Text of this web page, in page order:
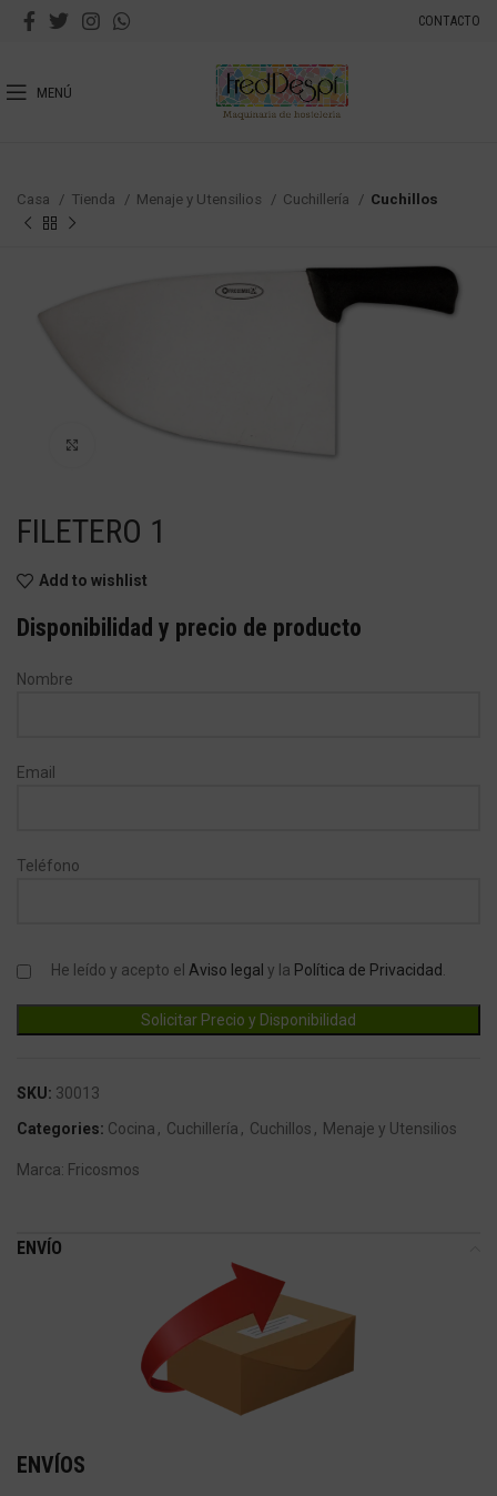
CONTACTO
MENÚ
Casa Tienda Menaje y Utensilios Cuchillería Cuchillos
Haga Click para agrandar
FILETERO 1
Add to wishlist
Disponibilidad y precio de producto
Nombre
Email
Teléfono
He leído y acepto el Aviso legal y la Política de Privacidad
SKU: 30013
Categories: Cocina , Cuchillería , Cuchillos , Menaje y Utensilios
Marca: Fricosmos
ENVÍO
ENVÍOS